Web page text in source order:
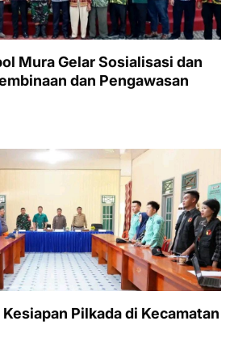
Mura Gelar Sosialisasi dan
dan Pengawasan
Pilkada di Kecamatan